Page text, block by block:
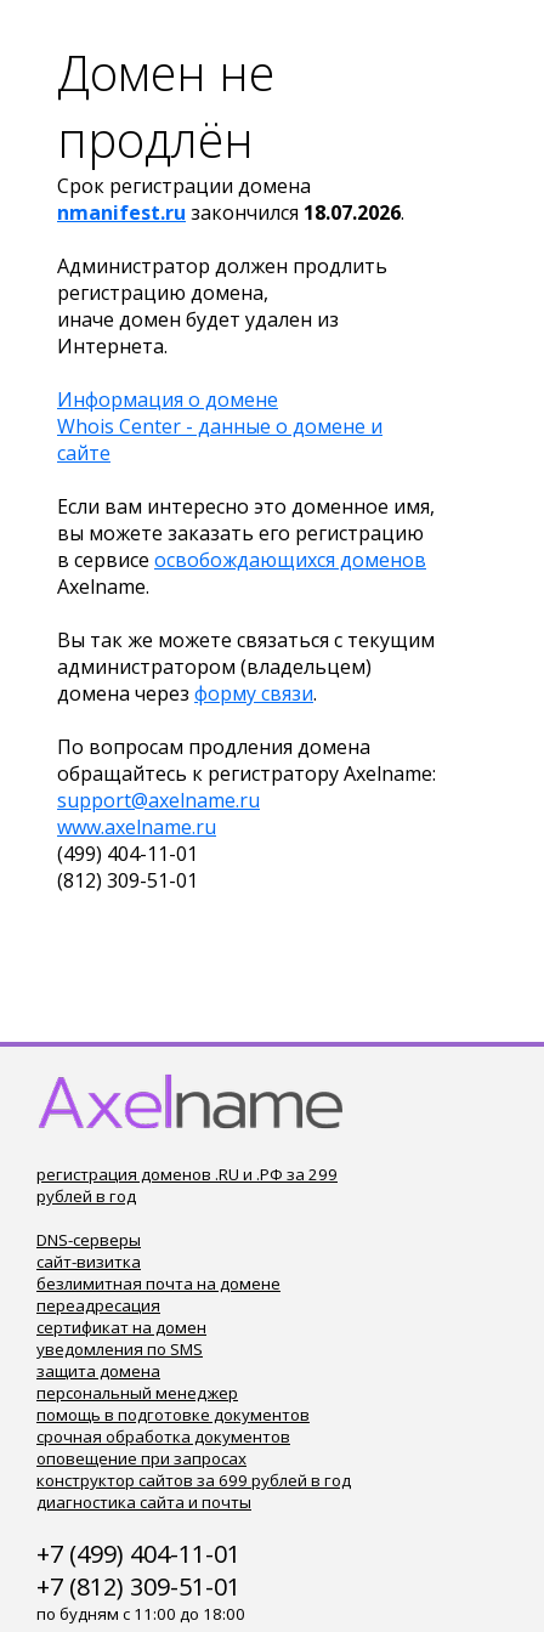
Домен не
продлён
Срок регистрации домена
nmanifest.ru закончился 18.07.2026.
Администратор должен продлить
регистрацию домена,
иначе домен будет удален из
Интернета.
Информация о домене
Whois Center - данные о домене и
сайте
Если вам интересно это доменное имя,
вы можете заказать его регистрацию
в сервисе освобождающихся доменов
Axelname.
Вы так же можете связаться с текущим
администратором (владельцем)
домена через форму связи.
По вопросам продления домена
обращайтесь к регистратору Axelname:
support@axelname.ru
www.axelname.ru
(499) 404-11-01
(812) 309-51-01
регистрация доменов .RU и .РФ за 299
рублей в год
DNS-серверы
сайт-визитка
безлимитная почта на домене
переадресация
сертификат на домен
уведомления по SMS
защита домена
персональный менеджер
помощь в подготовке документов
срочная обработка документов
оповещение при запросах
конструктор сайтов за 699 рублей в год
диагностика сайта и почты
+7 (499) 404-11-01
+7 (812) 309-51-01
по будням с 11:00 до 18:00